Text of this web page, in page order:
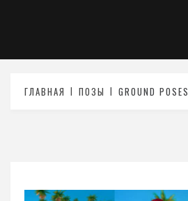
ГЛАВНАЯ ПОЗЫ GROUND POSES